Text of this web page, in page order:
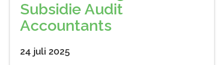
Subsidie Audit
Accountants
24 juli 2025